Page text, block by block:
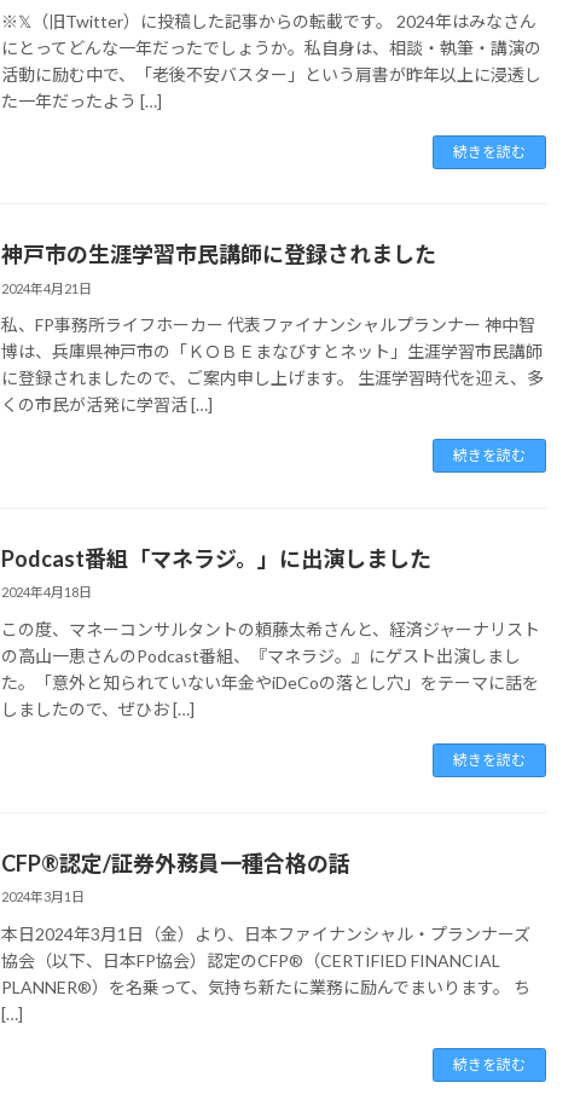
※𝕏（旧Twitter）に投稿した記事からの転載です。 2024年はみなさん
にとってどんな一年だったでしょうか。私自身は、相談・執筆・講演の
活動に励む中で、「老後不安バスター」という肩書が昨年以上に浸透し
た一年だったよう […]
続きを読む
神戸市の生涯学習市民講師に登録されました
2024年4月21日
私、FP事務所ライフホーカー 代表ファイナンシャルプランナー 神中智
博は、兵庫県神戸市の「ＫＯＢＥまなびすとネット」生涯学習市民講師
に登録されましたので、ご案内申し上げます。 生涯学習時代を迎え、多
くの市民が活発に学習活 […]
続きを読む
Podcast番組「マネラジ。」に出演しました
2024年4月18日
この度、マネーコンサルタントの頼藤太希さんと、経済ジャーナリスト
の高山一恵さんのPodcast番組、『マネラジ。』にゲスト出演しまし
た。「意外と知られていない年金やiDeCoの落とし穴」をテーマに話を
しましたので、ぜひお […]
続きを読む
CFP®認定/証券外務員一種合格の話
2024年3月1日
本日2024年3月1日（金）より、日本ファイナンシャル・プランナーズ
協会（以下、日本FP協会）認定のCFP®（CERTIFIED FINANCIAL
PLANNER®）を名乗って、気持ち新たに業務に励んでまいります。 ち
[…]
続きを読む